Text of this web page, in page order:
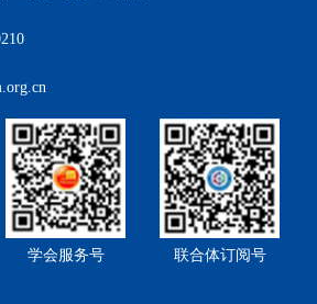
学会服务号 联合体订阅号